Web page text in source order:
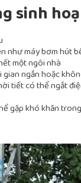
sinh
như máy bơm hút
một ngôi nhà
ngắn hoặc
tiết có thể ngắt
gặp khó khăn